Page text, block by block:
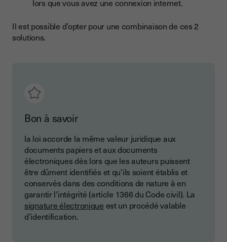
lors que vous avez une connexion internet.
Il est possible d’opter pour une combinaison de ces 2
solutions.
Bon à savoir
la loi accorde la même valeur juridique aux
documents papiers et aux documents
électroniques dès lors que les auteurs puissent
être dûment identifiés et qu'ils soient établis et
conservés dans des conditions de nature à en
garantir l'intégrité (article 1366 du Code civil). La
signature électronique est un procédé valable
d’identification.